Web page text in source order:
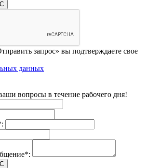
запрос» вы подтверждаете свое
данных
вопросы в течение рабочего дня!